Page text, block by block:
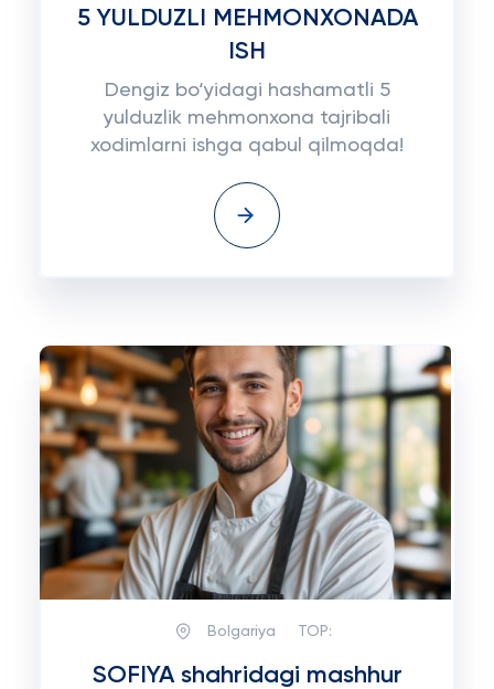
5 YULDUZLI MEHMONXONADA
ISH
Dengiz bo‘yidagi hashamatli 5
yulduzlik mehmonxona tajribali
xodimlarni ishga qabul qilmoqda!
Bolgariya TOP:
SOFIYA shahridagi mashhur